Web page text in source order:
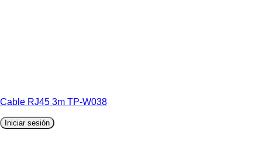
Cable RJ45 3m TP-W038
Iniciar sesión